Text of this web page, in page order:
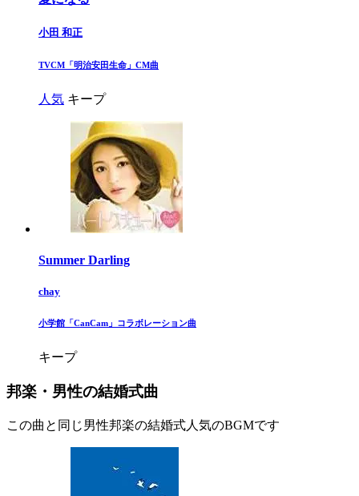
小田 和正
​TVCM「明治安田生命」CM曲​
人気 キープ
Summer Darling
chay
​小学館「CanCam」コラボレーション曲​
キープ
邦楽・男性の結婚式曲
この曲と同じ男性邦楽の結婚式人気のBGMです